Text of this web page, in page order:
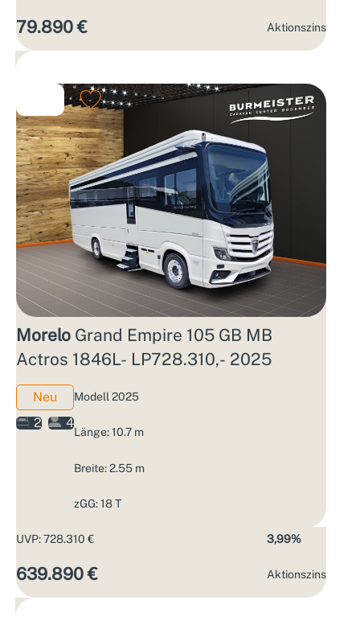
79.890 € Aktions­zins
Morelo Grand Empire 105 GB MB
Actros 1846L- LP728.310,- 2025
Neu
2
4
Modell 2025
Länge: 10.7 m
Breite: 2.55 m
zGG: 18 T
UVP: 728.310 €
639.890 €
3,99%
Aktions­zins